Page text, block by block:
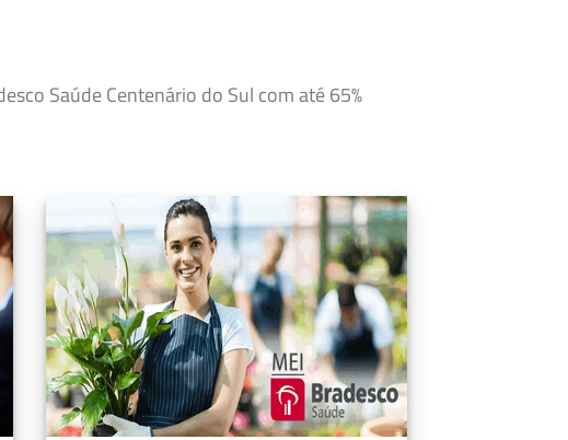
Saúde Centenário do Sul com até 65%